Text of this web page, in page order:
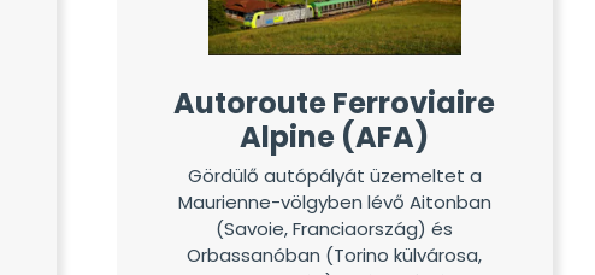
Autoroute Ferroviaire
Alpine (AFA)
Gördülő autópályát üzemeltet a
Maurienne-völgyben lévő Aitonban
(Savoie, Franciaország) és
Orbassanóban (Torino külvárosa,